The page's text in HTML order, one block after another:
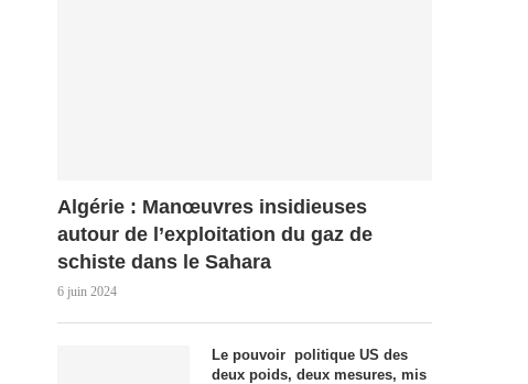
Algérie : Manœuvres insidieuses
autour de l’exploitation du gaz de
schiste dans le Sahara
6 juin 2024
Le pouvoir politique US des
deux poids, deux mesures, mis